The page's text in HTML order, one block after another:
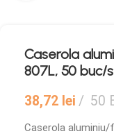
Caserola
807L, 50 buc/
38,72 lei 50
Caserola